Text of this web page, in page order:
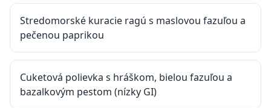
Stredomorské kuracie ragú s maslovou fazuľou a
pečenou paprikou
Cuketová polievka s hráškom, bielou fazuľou a
bazalkovým pestom (nízky GI)